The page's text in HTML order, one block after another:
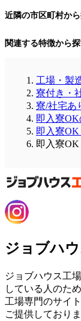
近隣の市区町村か
関連する特徴から
工場・製
寮付き・
寮/社宅あ
即入寮OK
即入寮
即入寮
ジョブハ
ジョブハウス工
している人のた
工場専門のサイ
ご提供しておりま